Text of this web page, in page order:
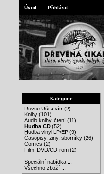
Úvod Přihlásit
Kategorie
Revue Uši a vítr (2)
Knihy (101)
Audio knihy, čtení (11)
Hudba CD (52)
Hudba vinyl LP/EP (9)
Časopisy, ziny, sborníky (26)
Comics (2)
Film, DVD/CD-rom (2)
Speciální nabídka ...
Všechno zboží ...